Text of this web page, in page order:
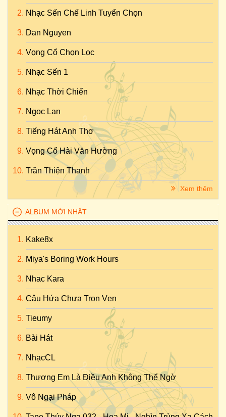
Nhạc Sến Chế Linh Tuyển Chọn
Dan Nguyen
Vọng Cổ Chọn Lọc
Nhạc Sến 1
Nhạc Thời Chiến
Ngọc Lan
Tiếng Hát Anh Thơ
Vọng Cổ Hài Văn Hường
Trần Thiện Thanh
Xem thêm
ALBUM MỚI NHẤT
Kake8x
Miya's Boring Work Hours
Nhac Kara
Câu Hứa Chưa Trọn Vẹn
Tieumy
Bài Hát
NhạcCL
Thương Em Là Điều Anh Không Thể Ngờ
Vô Ngại Pháp